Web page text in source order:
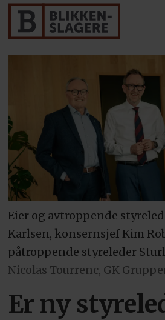
Eier og avtroppende
Karlsen, konsernsjef Kim
påtroppende styreleder
Nicolas Tourrenc, GK
Er ny